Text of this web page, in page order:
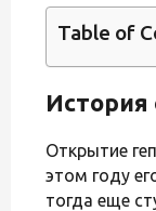
Table of
Открытие
этом году
тогда еще